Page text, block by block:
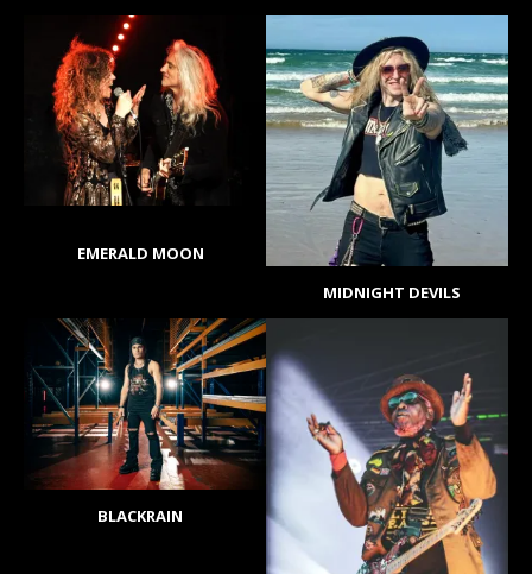
EMERALD MOON
MIDNIGHT DEVILS
BLACKRAIN